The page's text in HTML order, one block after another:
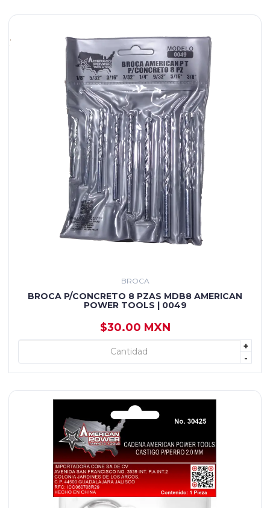
BROCA
BROCA P/CONCRETO 8 PZAS MDB8 AMERICAN
POWER TOOLS | 0049
$30.00 MXN
+
-
+ AGREGAR